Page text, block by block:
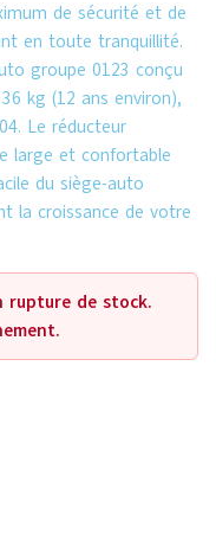
de sécurité et de
en toute tranquillité.
groupe 0123 conçu
kg (12 ans environ),
Le réducteur
large et confortable
du siège-auto
la croissance de votre
rupture de stock.